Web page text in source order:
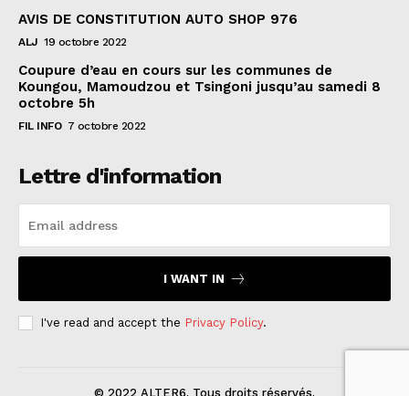
AVIS DE CONSTITUTION AUTO SHOP 976
ALJ 19 octobre 2022
Coupure d’eau en cours sur les communes de
Koungou, Mamoudzou et Tsingoni jusqu’au samedi 8
octobre 5h
FIL INFO 7 octobre 2022
Lettre d'information
I WANT IN
I've read and accept the Privacy Policy.
© 2022 ALTER6. Tous droits réservés.